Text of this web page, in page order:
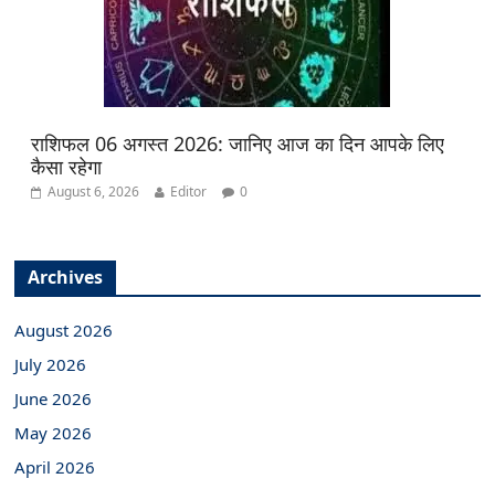
राशिफल 06 अगस्त 2026: जानिए आज का दिन आपके लिए
कैसा रहेगा
August 6, 2026 Editor 0
Archives
August 2026
July 2026
June 2026
May 2026
April 2026